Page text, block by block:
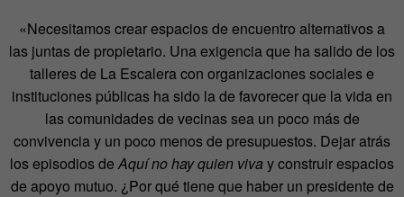
«Necesitamos crear espacios de encuentro alternativos a
las juntas de propietario. Una exigencia que ha salido de los
talleres de La Escalera con organizaciones sociales e
instituciones públicas ha sido la de favorecer que la vida en
las comunidades de vecinas sea un poco más de
convivencia y un poco menos de presupuestos. Dejar atrás
los episodios deAquí no hay quien viva y construir espacios
de apoyo mutuo. ¿Por qué tiene que haber un presidente de